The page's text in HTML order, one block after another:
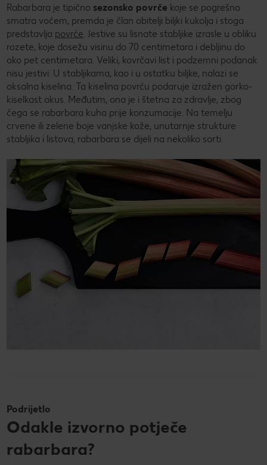
Rabarbara je tipično sezonsko povrće koje se pogrešno
smatra voćem, premda je član obitelji biljki kukolja i stoga
predstavlja povrće . Jestive su lisnate stabljike izrasle u obliku
rozete, koje dosežu visinu do 70 centimetara i debljinu do
oko pet centimetara. Veliki, kovrčavi list i podzemni podanak
nisu jestivi. U stabljikama, kao i u ostatku biljke, nalazi se
oksalna kiselina. Ta kiselina povrću podaruje izražen gorko-
kiselkast okus. Međutim, ona je i štetna za zdravlje, zbog
čega se rabarbara kuha prije konzumacije. Na temelju
crvene ili zelene boje vanjske kože, unutarnje strukture
stabljika i listova, rabarbara se dijeli na nekoliko sorti.
Podrijetlo
Odakle izvorno potječe
rabarbara?